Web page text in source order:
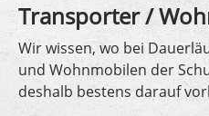
Transporter /
Wir wissen, wo bei
und Wohnmobilen der
deshalb bestens darauf